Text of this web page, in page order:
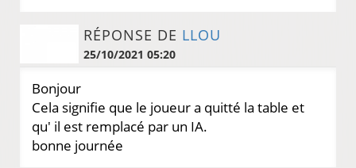
RÉPONSE DE LLOU
25/10/2021 05:20
Bonjour
Cela signifie que le joueur a quitté la table et
qu' il est remplacé par un IA.
bonne journée